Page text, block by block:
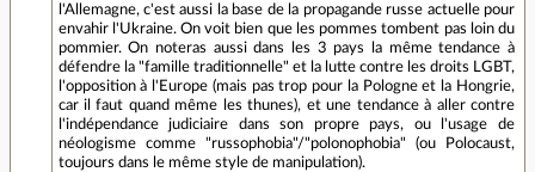
l'Allemagne, c'est aussi la base de la propagande russe actuelle pour
envahir l'Ukraine. On voit bien que les pommes tombent pas loin du
pommier. On noteras aussi dans les 3 pays la même tendance à
défendre la "famille traditionnelle" et la lutte contre les droits LGBT,
l'opposition à l'Europe (mais pas trop pour la Pologne et la Hongrie,
car il faut quand même les thunes), et une tendance à aller contre
l'indépendance judiciaire dans son propre pays, ou l'usage de
néologisme comme "russophobia"/"polonophobia" (ou Polocaust,
toujours dans le même style de manipulation).